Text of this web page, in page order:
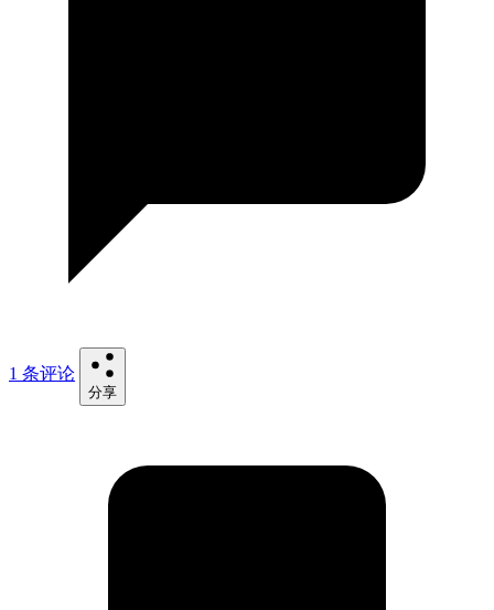
1 条评论
分享